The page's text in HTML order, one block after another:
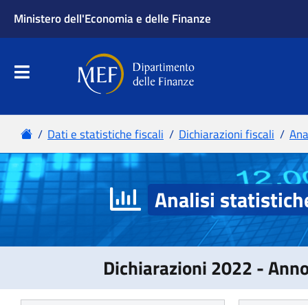
Analisi
Dichiarazioni 2022 -